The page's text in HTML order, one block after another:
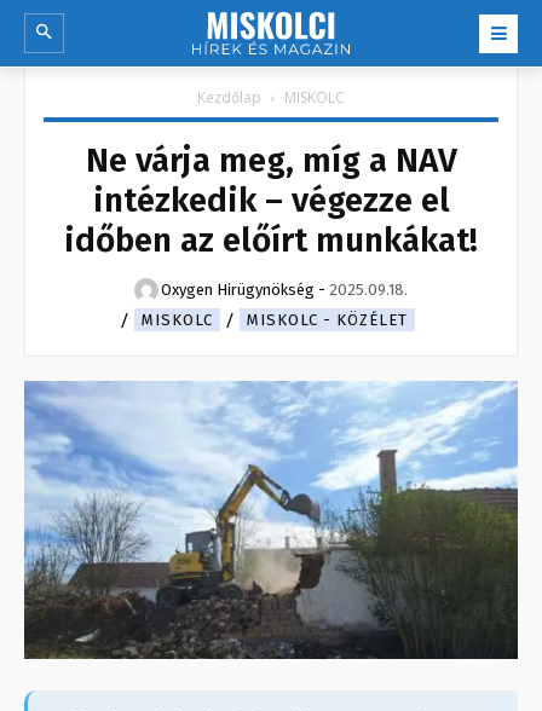
Kezdőlap MISKOLC
Ne várja meg, míg a NAV
intézkedik – végezze el
időben az előírt munkákat!
Oxygen Hirügynökség - 2025.09.18.
MISKOLC
MISKOLC - KÖZÉLET